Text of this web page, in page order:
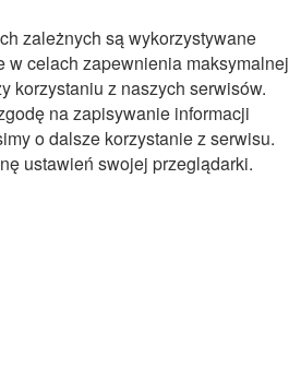
zależnych są wykorzystywane
w celach zapewnienia maksymalnej
korzystaniu z naszych serwisów.
na zapisywanie informacji
o dalsze korzystanie z serwisu.
ustawień swojej przeglądarki.